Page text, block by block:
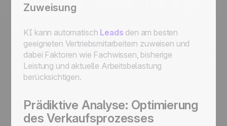
Zuweisung
KI kann automatisch Leads den am besten
geeigneten Vertriebsmitarbeitern zuweisen und
dabei Faktoren wie Fachwissen, bisherige
Leistung und aktuelle Arbeitsbelastung
berücksichtigen.
Prädiktive Analyse: Optimierung
des Verkaufsprozesses